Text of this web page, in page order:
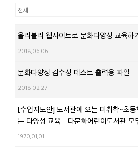
올리볼리 웹사이트로 문화다양성 교육하
2018.06.06
문화다양성 감수성 테스트 출력용 파일
2018.02.27
[수업지도안] 도서관에 오는 미취학~초
는 다양성 교육 - 다문화어린이도서관 모
1970.01.01